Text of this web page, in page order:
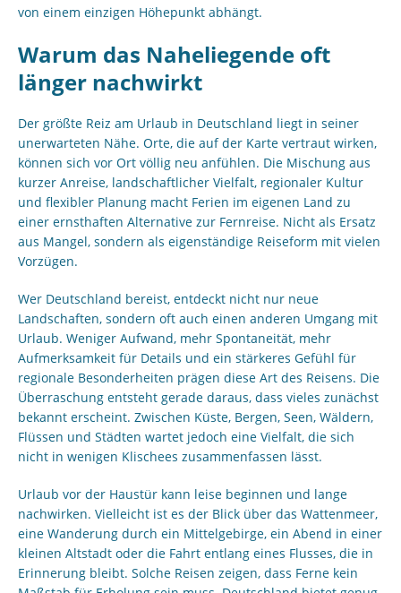
von einem einzigen Höhepunkt abhängt.
Warum das Naheliegende oft
länger nachwirkt
Der größte Reiz am Urlaub in Deutschland liegt in seiner
unerwarteten Nähe. Orte, die auf der Karte vertraut wirken,
können sich vor Ort völlig neu anfühlen. Die Mischung aus
kurzer Anreise, landschaftlicher Vielfalt, regionaler Kultur
und flexibler Planung macht Ferien im eigenen Land zu
einer ernsthaften Alternative zur Fernreise. Nicht als Ersatz
aus Mangel, sondern als eigenständige Reiseform mit vielen
Vorzügen.
Wer Deutschland bereist, entdeckt nicht nur neue
Landschaften, sondern oft auch einen anderen Umgang mit
Urlaub. Weniger Aufwand, mehr Spontaneität, mehr
Aufmerksamkeit für Details und ein stärkeres Gefühl für
regionale Besonderheiten prägen diese Art des Reisens. Die
Überraschung entsteht gerade daraus, dass vieles zunächst
bekannt erscheint. Zwischen Küste, Bergen, Seen, Wäldern,
Flüssen und Städten wartet jedoch eine Vielfalt, die sich
nicht in wenigen Klischees zusammenfassen lässt.
Urlaub vor der Haustür kann leise beginnen und lange
nachwirken. Vielleicht ist es der Blick über das Wattenmeer,
eine Wanderung durch ein Mittelgebirge, ein Abend in einer
kleinen Altstadt oder die Fahrt entlang eines Flusses, die in
Erinnerung bleibt. Solche Reisen zeigen, dass Ferne kein